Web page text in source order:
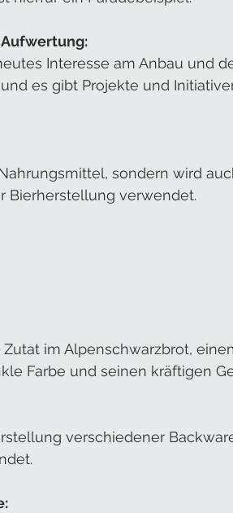
Interesse am Anbau und
es gibt Projekte und
sondern wird
Bierherstellung verwendet.
im Alpenschwarzbrot,
Farbe und seinen kräftigen
verschiedener